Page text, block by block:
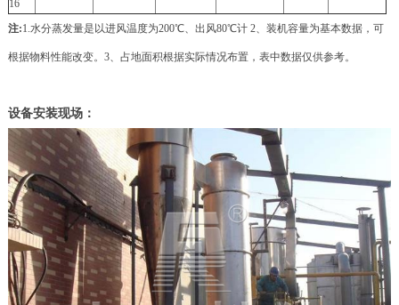
16
注:1.水分蒸发量是以进风温度为200℃、出风80℃计 2、装机容量为基本数据，可
根据物料性能改变。3、占地面积根据实际情况布置，表中数据仅供参考。
设备安装现场：